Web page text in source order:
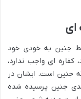
ای
جنین به خودی خود
کفاره ای واجب ندارد،
جنین است. ایشان در
جنین پرسیده شده